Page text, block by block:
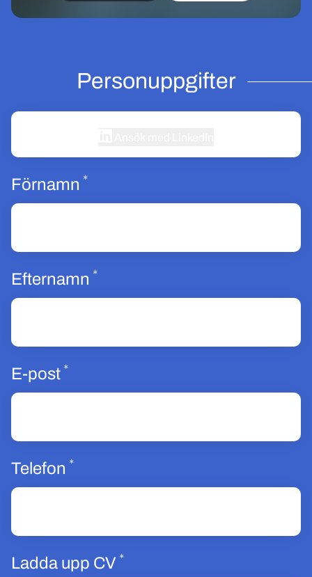
Personuppgifter
Förnamn *Obligatoriskt
Efternamn *Obligatoriskt
E-post *Obligatoriskt
Telefon *Obligatoriskt
Ladda upp CV *Obligatoriskt